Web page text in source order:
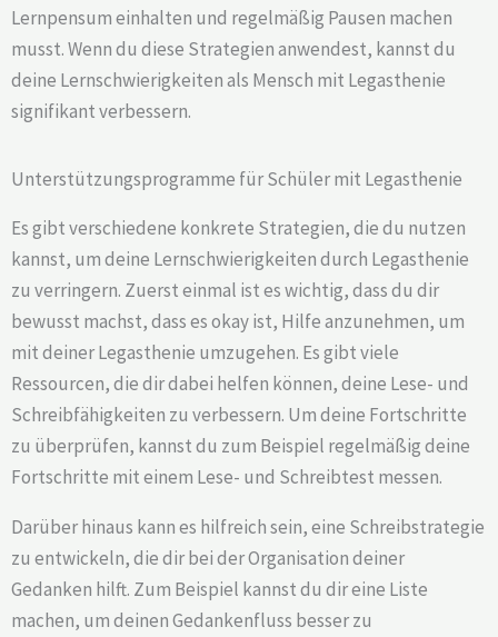
Lernpensum einhalten und regelmäßig Pausen machen
musst. Wenn du diese Strategien anwendest, kannst du
deine Lernschwierigkeiten als Mensch mit Legasthenie
signifikant verbessern.
Unterstützungsprogramme für Schüler mit Legasthenie
Es gibt verschiedene konkrete Strategien, die du nutzen
kannst, um deine Lernschwierigkeiten durch Legasthenie
zu verringern. Zuerst einmal ist es wichtig, dass du dir
bewusst machst, dass es okay ist, Hilfe anzunehmen, um
mit deiner Legasthenie umzugehen. Es gibt viele
Ressourcen, die dir dabei helfen können, deine Lese- und
Schreibfähigkeiten zu verbessern. Um deine Fortschritte
zu überprüfen, kannst du zum Beispiel regelmäßig deine
Fortschritte mit einem Lese- und Schreibtest messen.
Darüber hinaus kann es hilfreich sein, eine Schreibstrategie
zu entwickeln, die dir bei der Organisation deiner
Gedanken hilft. Zum Beispiel kannst du dir eine Liste
machen, um deinen Gedankenfluss besser zu